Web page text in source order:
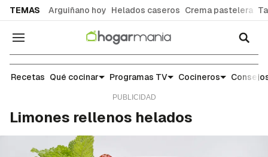
TEMAS Arguiñano hoy Helados caseros Crema pastelera
Navegación
Recetas
Recetas Qué cocinar Programas TV Cocineros
Limones rellenos helados